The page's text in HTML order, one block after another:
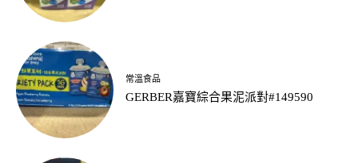
常溫食品
GERBER嘉寶綜合果泥派對#149590